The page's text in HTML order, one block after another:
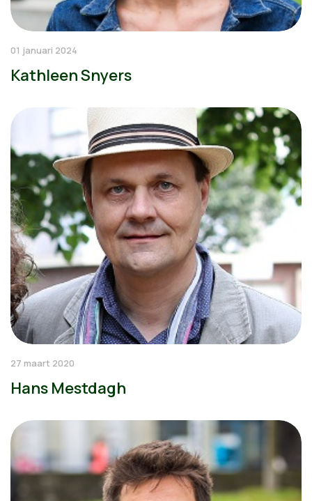
01 januari 2024
Kathleen Snyers
27 maart 2020
Hans Mestdagh